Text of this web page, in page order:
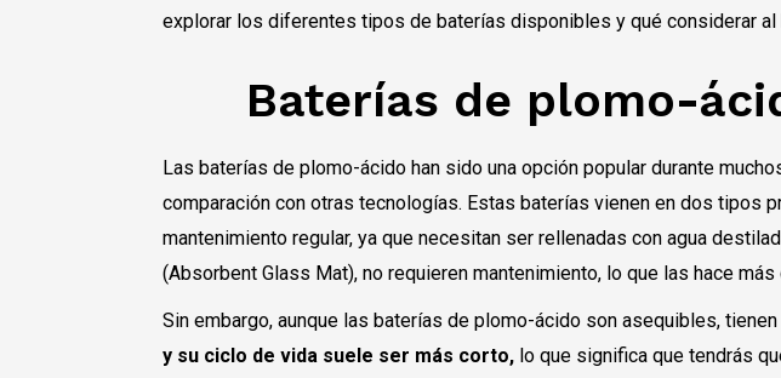
explorar los diferentes tipos de baterías disponibles y qué considerar al
Baterías de plomo-
Las baterías de plomo-ácido han sido una opción popular durante
comparación con otras tecnologías. Estas baterías vienen en dos tipos
mantenimiento regular, ya que necesitan ser rellenadas con agua
(Absorbent Glass Mat), no requieren mantenimiento, lo que las hace
Sin embargo, aunque las baterías de plomo-ácido son asequibles,
y su ciclo de vida suele ser más corto, lo que significa que tendrás